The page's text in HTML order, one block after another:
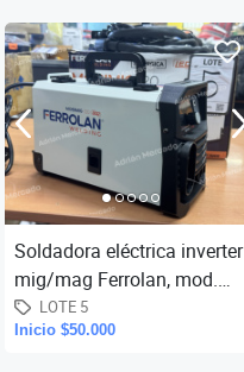
Soldadora eléctrica inverter
mig/mag Ferrolan, mod.
Mobimig-120, cap. 120
amper, para soldadura Flux
LOTE 5
Inicio $50.000